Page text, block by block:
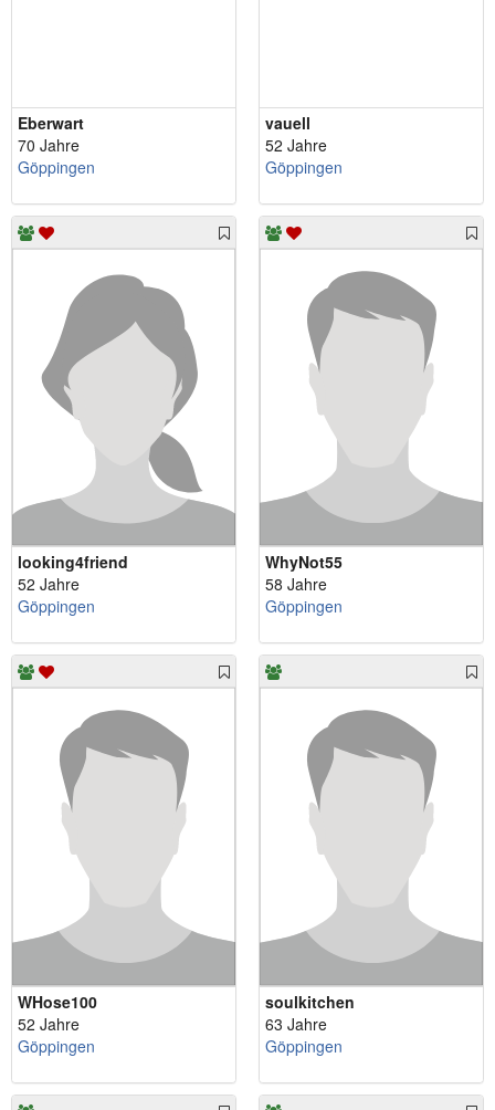
Eberwart
70 Jahre
Göppingen
vauell
52 Jahre
Göppingen
looking4friend
52 Jahre
Göppingen
WhyNot55
58 Jahre
Göppingen
WHose100
52 Jahre
Göppingen
soulkitchen
63 Jahre
Göppingen